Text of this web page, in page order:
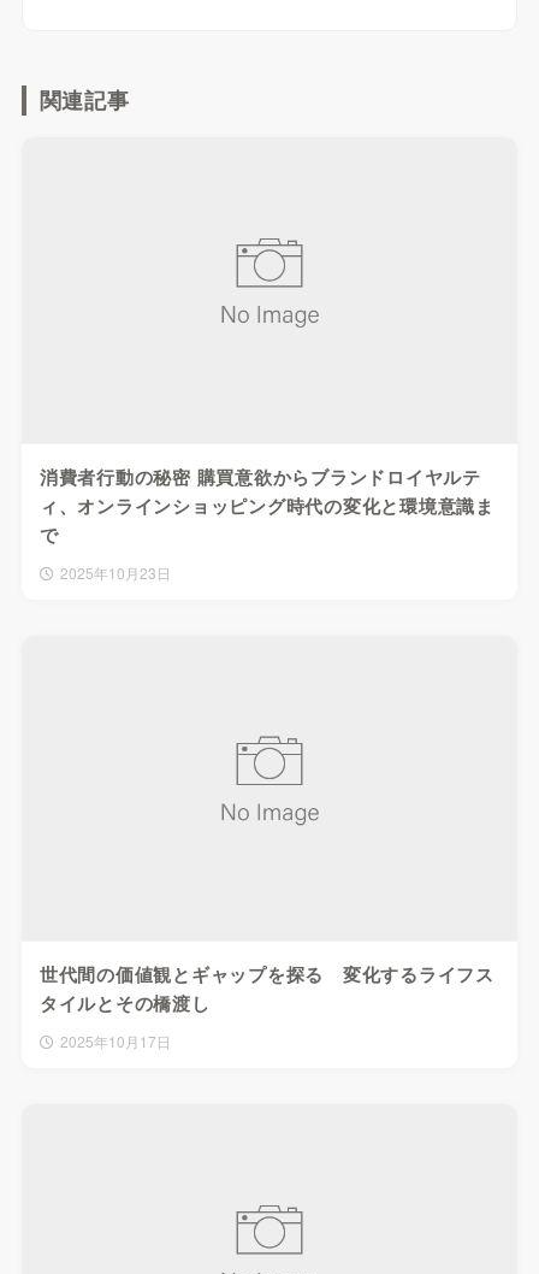
関連記事
消費者行動の秘密 購買意欲からブランドロイヤルテ
ィ、オンラインショッピング時代の変化と環境意識ま
で
2025年10月23日
世代間の価値観とギャップを探る 変化するライフス
タイルとその橋渡し
2025年10月17日